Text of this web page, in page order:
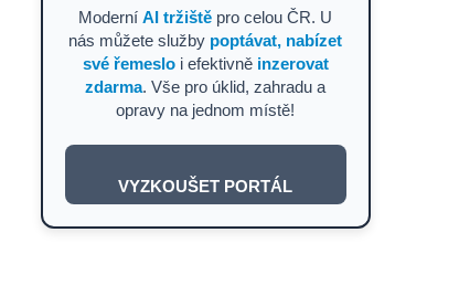
ModerníAI tržiště pro celou ČR. U
nás můžete služby poptávat, nabízet
své řemesloi efektivně inzerovat
zdarma. Vše pro úklid, zahradu a
opravy na jednom místě!
VYZKOUŠET PORTÁL